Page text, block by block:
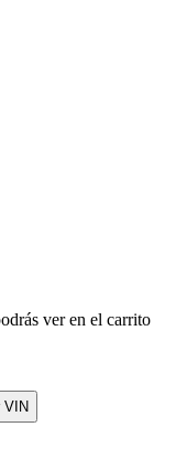
ver en el carrito
VIN